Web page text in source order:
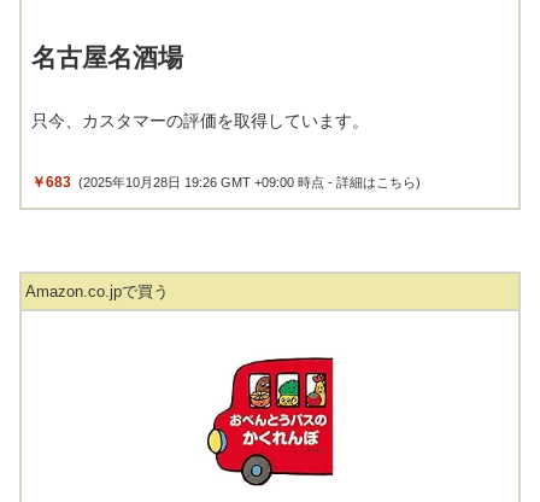
名古屋名酒場
只今、カスタマーの評価を取得しています。
￥683 (2025年10月28日 19:26 GMT +09:00 時点 -詳細はこちら)
Amazon.co.jpで買う